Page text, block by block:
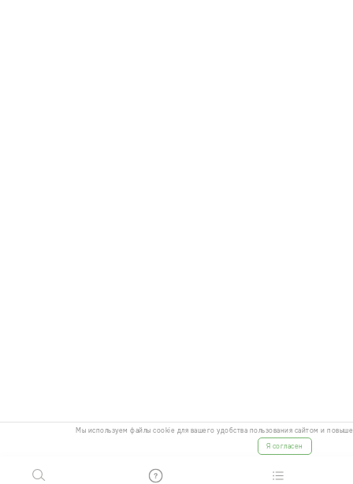
Мы используем файлы cookie для вашего удобства пользования сайтом и
Я согласен